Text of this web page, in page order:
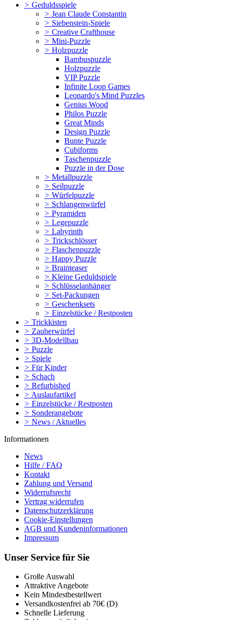
> Geduldsspiele
> Jean Claude Constantin
> Siebenstein-Spiele
> Creative Crafthouse
> Mini-Puzzle
> Holzpuzzle
Bambuspuzzle
Holzpuzzle
VIP Puzzle
Infinite Loop Games
Leonardo's Mind Puzzles
Genius Wood
Philos Puzzle
Great Minds
Design Puzzle
Bunte Puzzle
Cubiforms
Taschenpuzzle
Puzzle in der Dose
> Metallpuzzle
> Seilpuzzle
> Würfelpuzzle
> Schlangenwürfel
> Pyramiden
> Legepuzzle
> Labyrinth
> Trickschlösser
> Flaschenpuzzle
> Happy Puzzle
> Brainteaser
> Kleine Geduldspiele
> Schlüsselanhänger
> Set-Packungen
> Geschenksets
> Einzelstücke / Restposten
> Trickkisten
> Zauberwürfel
> 3D-Modellbau
> Puzzle
> Spiele
> Für Kinder
> Schach
> Refurbished
> Auslaufartikel
> Einzelstücke / Restposten
> Sonderangebote
> News / Aktuelles
Informationen
News
Hilfe / FAQ
Kontakt
Zahlung und Versand
Widerrufsrecht
Vertrag widerrufen
Datenschutzerklärung
Cookie-Einstellungen
AGB und Kundeninformationen
Impressum
Unser Service für Sie
Große Auswahl
Attraktive Angebote
Kein Mindestbestellwert
Versandkostenfrei ab 70€ (D)
Schnelle Lieferung